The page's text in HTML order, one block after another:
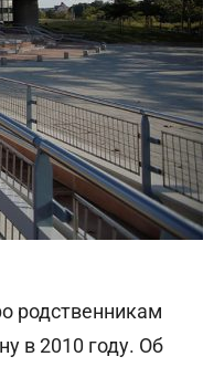
родственникам
в 2010 году. Об